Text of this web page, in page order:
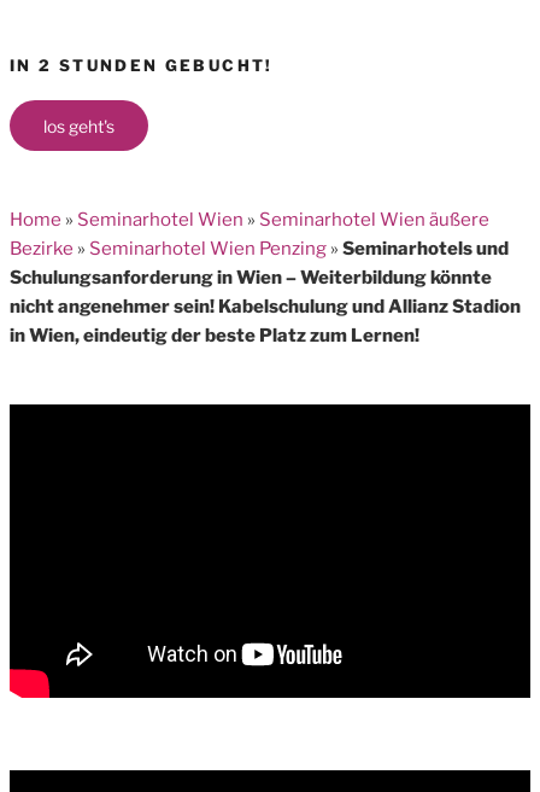
IN 2 STUNDEN GEBUCHT!
los geht's
Home » Seminarhotel Wien » Seminarhotel Wien äußere
Bezirke » Seminarhotel Wien Penzing » Seminarhotels und
Schulungsanforderung in Wien – Weiterbildung könnte
nicht angenehmer sein! Kabelschulung und Allianz Stadion
in Wien, eindeutig der beste Platz zum Lernen!